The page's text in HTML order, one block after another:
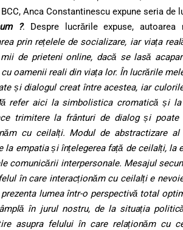
Anca Constantinescu expune seria
?. Despre lucrările expuse, autoarea
prin rețelele de socializare, iar viața
de prieteni online, dacă se lasă
oamenii reali din viața lor. În lucrările
și dialogul creat între acestea, iar
refer aici la simbolistica cromatică și
trimitere la frânturi de dialog și
cu ceilalți. Modul de abstractizare
la empatia și înțelegerea față de ceilalți, la
comunicării interpersonale. Mesajul
în care interacționăm cu ceilalți e
lumea într-o perspectivă total
în jurul nostru, de la situația
asupra felului în care relaționăm cu